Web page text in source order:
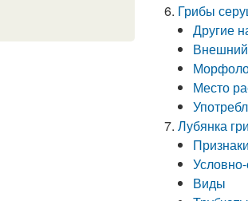
Грибы
Другие
Место
Лубянка
Признаки
Виды